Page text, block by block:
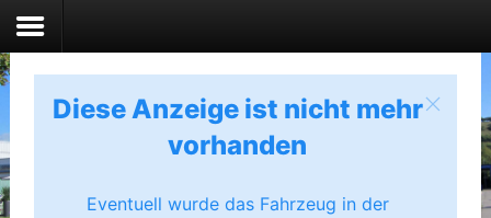
Diese Anzeige ist nicht mehr
vorhanden
Eventuell wurde das Fahrzeug in der